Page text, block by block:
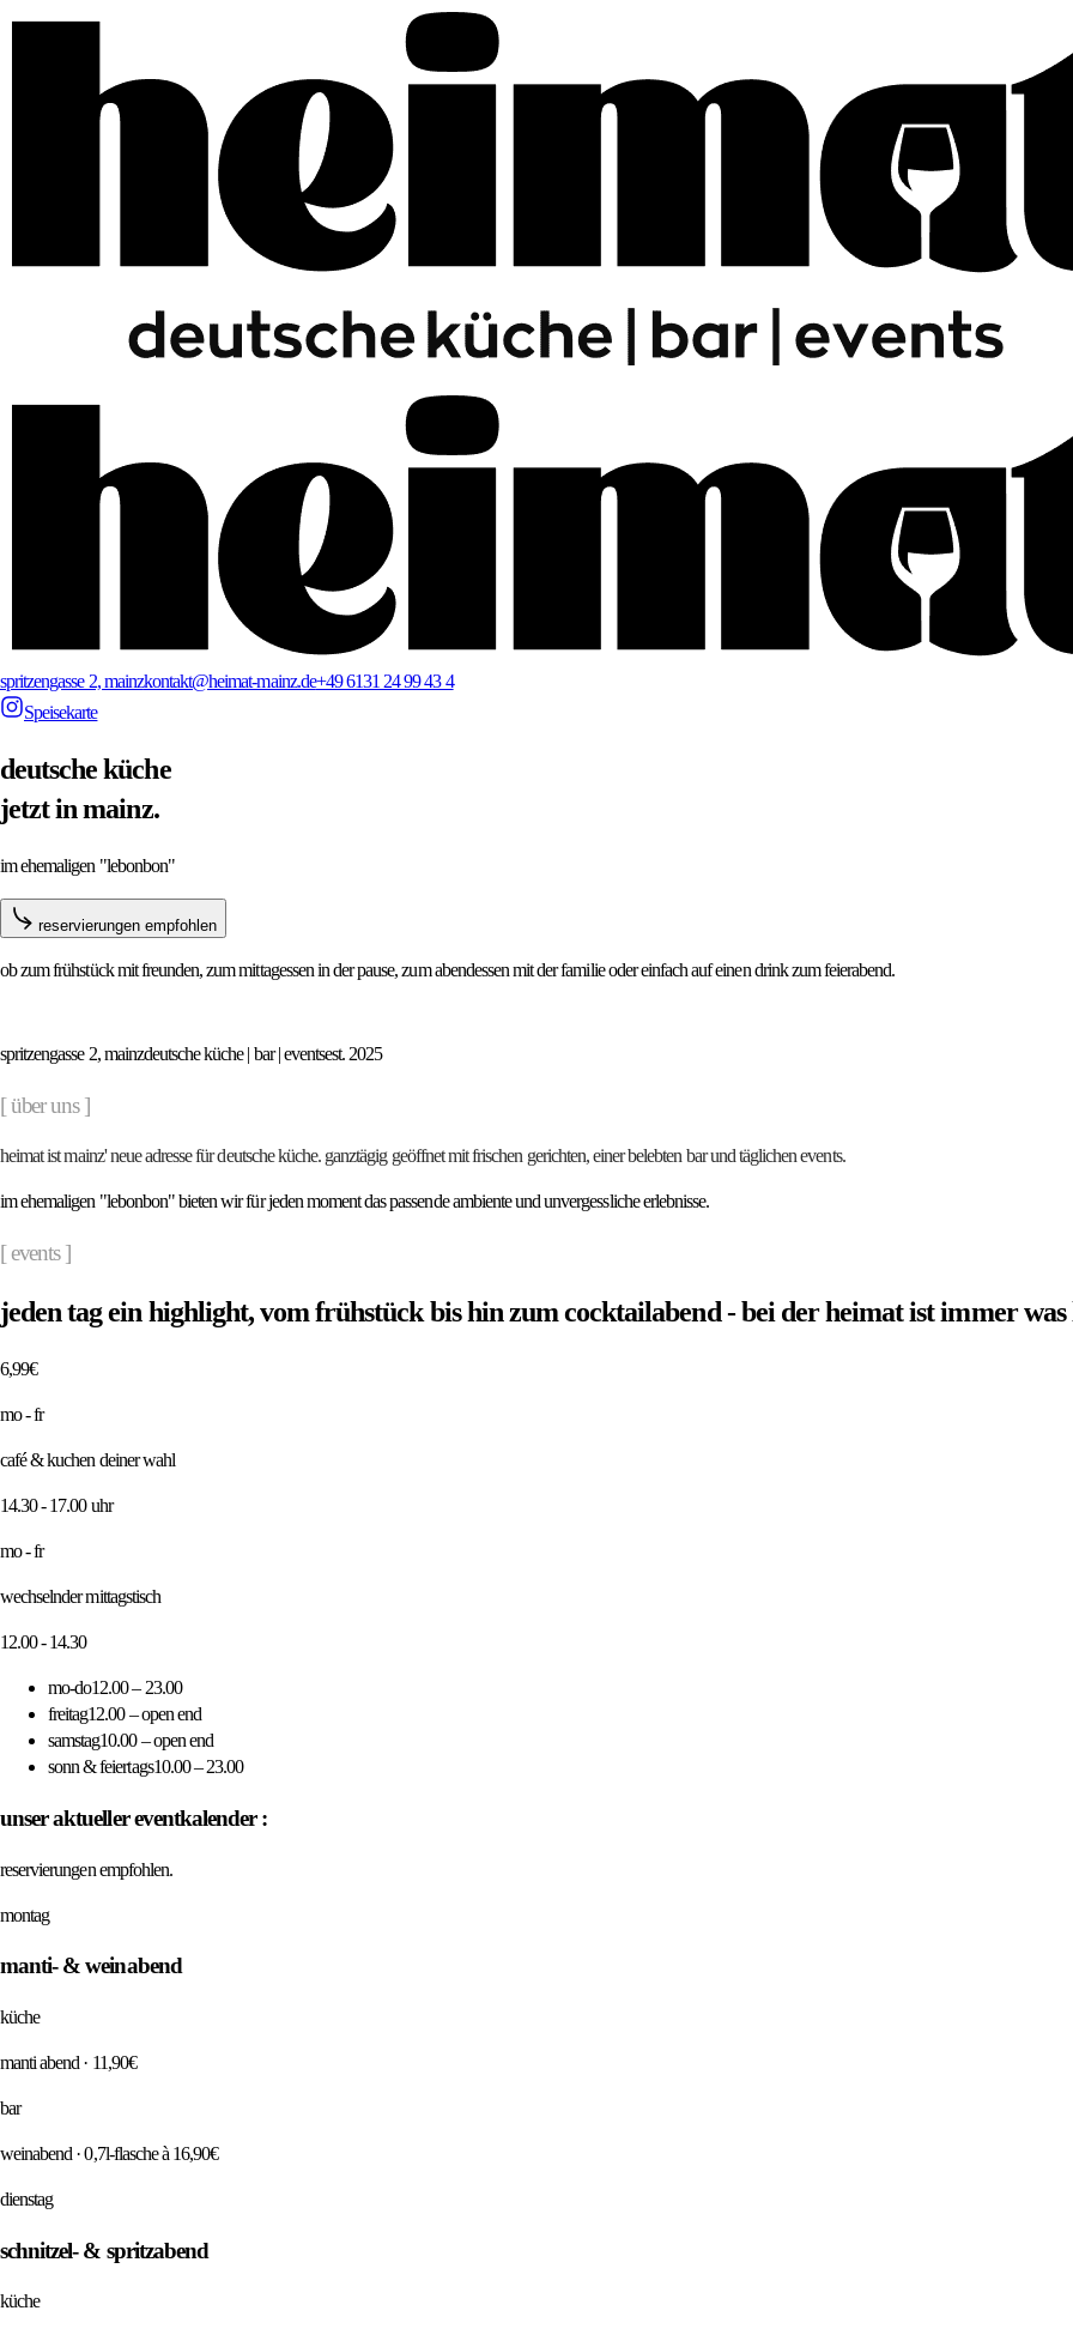
spritzengasse 2, mainzkontakt@heimat-mainz.de+49 6131 24 99 43 4
Speisekarte
deutsche küche
jetzt in mainz.
im ehemaligen "lebonbon"
reservierungen empfohlen
ob zum frühstück mit freunden, zum mittagessen in der pause, zum abendessen mit der familie oder einfach auf einen drink zum feierabend.
spritzengasse 2, mainzdeutsche küche | bar | eventsest. 2025
[über uns]
heimatistmainz'neueadressefürdeutscheküche. ganztägig geöffnetmitfrischen gerichten,einerbelebten barundtäglichenevents.
im ehemaligen "lebonbon" bieten wir für jeden moment das passende ambiente und unvergessliche erlebnisse.
[events]
jeden tag ein highlight, vom frühstück bis hin zum cocktailabend - bei der heimat ist immer was
6,99€
mo - fr
café & kuchen deiner wahl
14.30 - 17.00 uhr
mo - fr
wechselnder mittagstisch
12.00 - 14.30
mo-do12.00 – 23.00
freitag12.00 – open end
samstag10.00 – open end
sonn & feiertags10.00 – 23.00
unser aktueller eventkalender :
reservierungen empfohlen.
montag
manti- & weinabend
küche
manti abend · 11,90€
bar
weinabend · 0,7l-flasche à 16,90€
dienstag
schnitzel- & spritzabend
küche